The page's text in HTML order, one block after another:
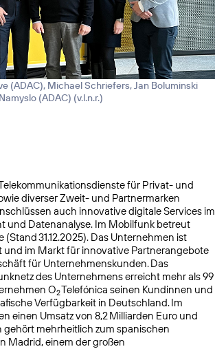
(ADAC), Michael Schriefers, Jan Boluminski
(ADAC) (v.l.n.r.)
für Privat- und
diverser Zweit- und Partnermarken
auch innovative digitale Services im
und Datenanalyse. Im Mobilfunk betreut
31.12.2025). Das Unternehmen ist
im Markt für innovative Partnerangebote
für Unternehmenskunden. Das
des Unternehmens erreicht mehr als 99
O2Telefónica seinen Kundinnen und
Verfügbarkeit in Deutschland. Im
einen Umsatz von 8,2 Milliarden Euro und
mehrheitlich zum spanischen
Madrid, einem der großen